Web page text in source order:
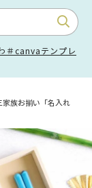
＃canvaテンプレ
家族お揃い「名入れ